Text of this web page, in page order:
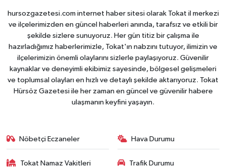
hursozgazetesi.com internet haber sitesi olarak Tokat il merkezi
ve ilçelerimizden en güncel haberleri anında, tarafsız ve etkili bir
şekilde sizlere sunuyoruz. Her gün titiz bir çalışma ile
hazırladığımız haberlerimizle, Tokat'ın nabzını tutuyor, ilimizin ve
ilçelerimizin önemli olaylarını sizlerle paylaşıyoruz. Güvenilir
kaynaklar ve deneyimli ekibimiz sayesinde, bölgesel gelişmeleri
ve toplumsal olayları en hızlı ve detaylı şekilde aktarıyoruz. Tokat
Hürsöz Gazetesi ile her zaman en güncel ve güvenilir habere
ulaşmanın keyfini yaşayın.
Nöbetçi Eczaneler Hava Durumu
Tokat Namaz Vakitleri Trafik Durumu